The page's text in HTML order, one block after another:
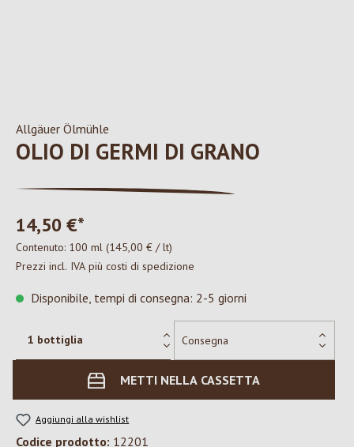
Allgäuer Ölmühle
OLIO DI GERMI DI GRANO
14,50 €*
Contenuto: 100 ml (145,00 € / lt)
Prezzi incl. IVA più costi di spedizione
Disponibile, tempi di consegna: 2-5 giorni
METTI NELLA CASSETTA
Aggiungi alla wishlist
Codice prodotto: 12201